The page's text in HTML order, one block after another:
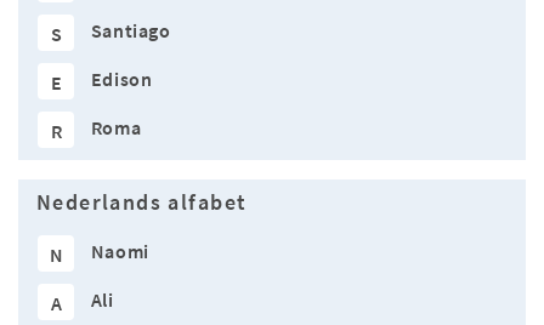
S Santiago
E Edison
R Roma
Nederlands alfabet
N Naomi
A Ali